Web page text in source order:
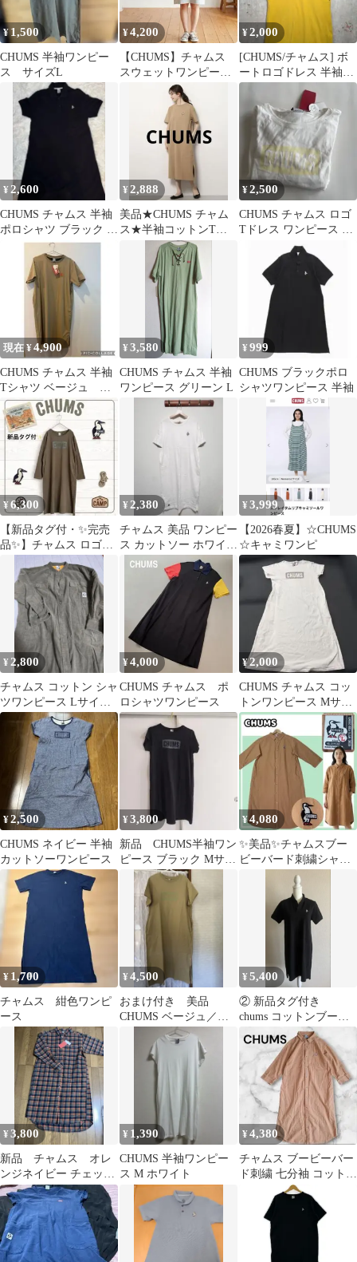
¥ 1,500
CHUMS 半袖ワンピー
ス サイズL
¥4,200
【CHUMS】チャムス
スウェットワンピース
半袖 グレー 膝丈 L
¥2,000
[CHUMS/チャムス] ボ
ートロゴドレス 半袖ワ
ンピース イエロー M
¥2,600
CHUMS チャムス 半袖
ポロシャツ ブラック L
サイズ
¥2,888
美品★CHUMS チャム
ス★半袖コットンTシ
ャツワンピース ブービ
ーワンポイント
¥2,500
CHUMS チャムス ロゴ
Tドレス ワンピース ホ
ワイト Mサイズ
現在 ¥4,900
CHUMS チャムス 半袖
Tシャツ ベージュ エ
アトレイル ストレッ
チワンピ
¥3,580
CHUMS チャムス 半袖
ワンピース グリーン L
¥ 999
CHUMS ブラックポロ
シャツワンピース 半袖
¥6,300
【新品タグ付・✨完売
品✨】チャムス ロゴ長
袖ワンピース カーキ L
両ポケ付
¥ 2,380
チャムス 美品 ワンピー
ス カットソー ホワイト
ブービーバード
¥3,999
【2026春夏】☆CHUMS
☆キャミワンピ
¥ 2,800
チャムス コットン シャ
ツワンピース Lサイズ
オリーブ
¥4,000
CHUMS チャムス ポ
ロシャツワンピース
¥2,000
CHUMS チャムス コッ
トンワンピース Mサイ
ズ
¥2,500
CHUMS ネイビー 半袖
カットソーワンピース
¥3,800
新品 CHUMS半袖ワン
ピース ブラック Mサイ
¥4,080
✨美品✨チャムスブー
ビーバード刺繍シャツ
ワンピースＬ！羽織り
にもなる万能ブラウン
¥ 1,700
チャムス 紺色ワンピ
ース
¥4,500
おまけ付き 美品
CHUMS ベージュ／カ
ーキ半袖 オーバーサイ
ズワンピース
¥5,400
② 新品タグ付き
chums コットンブービ
ーポロドレス レディ
ース L
¥3,800
新品 チャムス オレ
ンジネイビー チェック
シャツワンピース
¥ 1,390
CHUMS 半袖ワンピー
ス M ホワイト
¥4,380
チャムス ブービーバー
ド刺繍 七分袖 コットン
シャツワンピース